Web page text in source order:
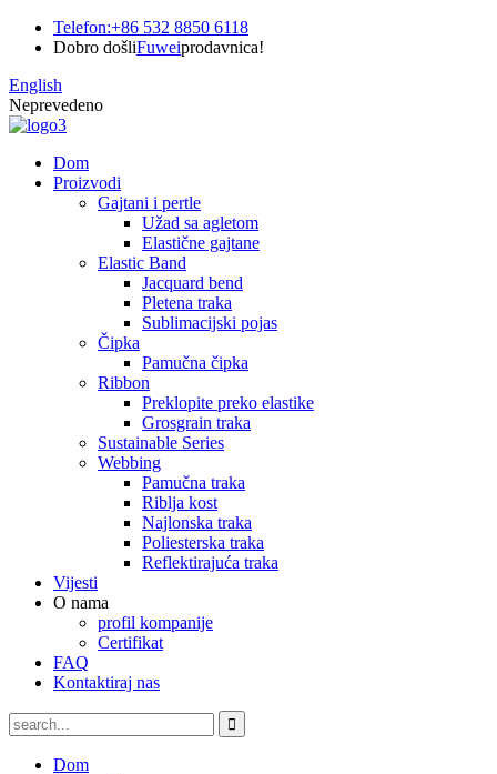
Telefon:+86 532 8850 6118
Dobro došliFuweiprodavnica!
English
Neprevedeno
Dom
Proizvodi
Gajtani i pertle
Užad sa agletom
Elastične gajtane
Elastic Band
Jacquard bend
Pletena traka
Sublimacijski pojas
Čipka
Pamučna čipka
Ribbon
Preklopite preko elastike
Grosgrain traka
Sustainable Series
Webbing
Pamučna traka
Riblja kost
Najlonska traka
Poliesterska traka
Reflektirajuća traka
Vijesti
O nama
profil kompanije
Certifikat
FAQ
Kontaktiraj nas
Dom